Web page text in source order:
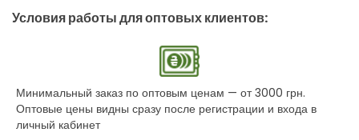
Условия работы для оптовых клиентов:
Минимальный заказ по оптовым ценам — от 3000 грн.
Оптовые цены видны сразу после регистрации и входа в
личный кабинет